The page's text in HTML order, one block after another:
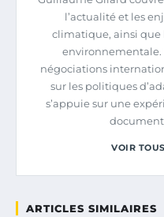
l’actualité et les
climatique, ainsi que
environnementale.
négociations
sur les politiques
s’appuie sur une
VOIR
ARTICLES SIMILAIRES